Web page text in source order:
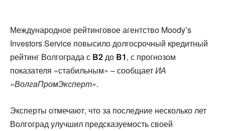
Международное рейтинговое агентство Moody’s
Investors Service повысило долгосрочный кредитный
рейтинг Волгограда с B2до B1, с прогнозом
показателя «стабильным» – сообщаетИА
«ВолгаПромЭксперт».
Эксперты отмечают, что за последние несколько лет
Волгоград улучшил предсказуемость своей